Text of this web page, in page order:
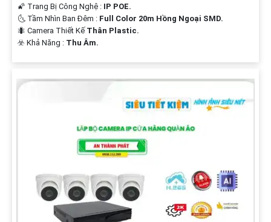
🌠 Trang Bị Công Nghệ : IP POE.
🌜 Tầm Nhìn Ban Đêm : Full Color 20m Hồng Ngoại SMD.
🐜 Camera Thiết Kế Thân Plastic.
️☣️ Khả Năng : Thu Âm.